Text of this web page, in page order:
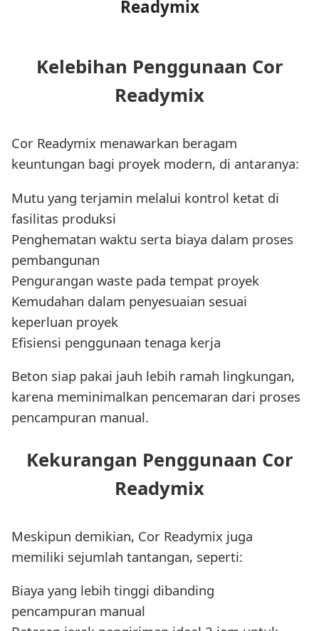
Readymix
Kelebihan Penggunaan Cor
Readymix
Cor Readymix menawarkan beragam
keuntungan bagi proyek modern, di antaranya:
Mutu yang terjamin melalui kontrol ketat di
fasilitas produksi
Penghematan waktu serta biaya dalam proses
pembangunan
Pengurangan waste pada tempat proyek
Kemudahan dalam penyesuaian sesuai
keperluan proyek
Efisiensi penggunaan tenaga kerja
Beton siap pakai jauh lebih ramah lingkungan,
karena meminimalkan pencemaran dari proses
pencampuran manual.
Kekurangan Penggunaan Cor
Readymix
Meskipun demikian, Cor Readymix juga
memiliki sejumlah tantangan, seperti:
Biaya yang lebih tinggi dibanding
pencampuran manual